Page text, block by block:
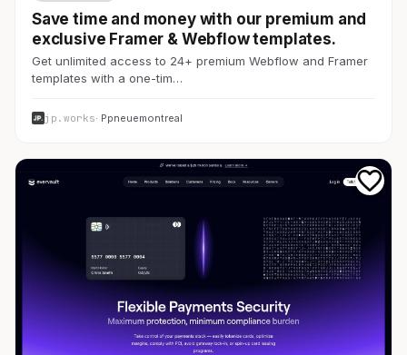
Save time and money with our premium and
exclusive Framer & Webflow templates.
Get unlimited access to 24+ premium Webflow and Framer
templates with a one-tim…
jp.works· Ppneuemontreal